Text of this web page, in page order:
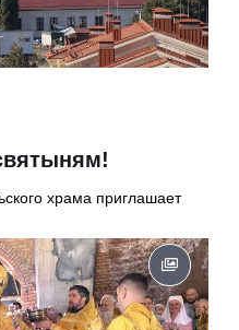
храма приглашает